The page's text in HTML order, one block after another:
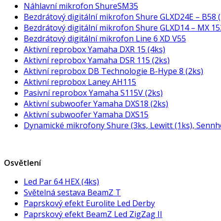
Náhlavní mikrofon ShureSM35
Bezdrátový digitální mikrofon Shure GLXD24E – B58
Bezdrátový digitální mikrofon Shure GLXD14 – MX
Bezdrátový digitální mikrofon Line 6 XD V55
Aktivní reprobox Yamaha DXR 15 (4ks)
Aktivní reprobox Yamaha DSR 115 (2ks)
Aktivní reprobox DB Technologie B-Hype 8 (2ks)
Aktivní reprobox Laney AH115
Pasivní reprobox Yamaha S115V (2ks)
Aktivní subwoofer Yamaha DXS18 (2ks)
Aktivní subwoofer Yamaha DXS15
Dynamické mikrofony Shure (3ks, Lewitt (1ks),
Osvětlení
Led Par 64 HEX (4ks)
Světelná sestava BeamZ T
Paprskový efekt Eurolite Led Derby
Paprskový efekt BeamZ Led ZigZag II